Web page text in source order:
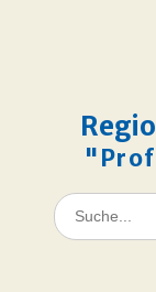
Search
for: